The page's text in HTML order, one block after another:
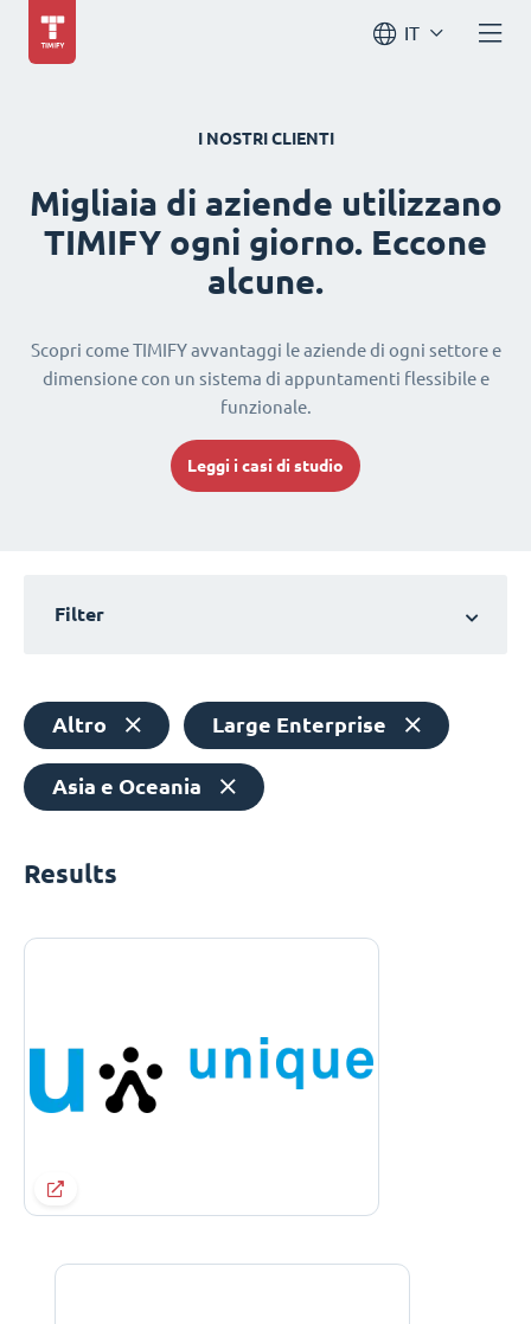
IT
I NOSTRI CLIENTI
Migliaia di aziende utilizzano
TIMIFY ogni giorno. Eccone
alcune.
Scopri come TIMIFY avvantaggi le aziende di ogni settore e
dimensione con un sistema di appuntamenti flessibile e
funzionale.
Leggi i casi di studio
Filter
Altro Large Enterprise
Asia e Oceania
Results